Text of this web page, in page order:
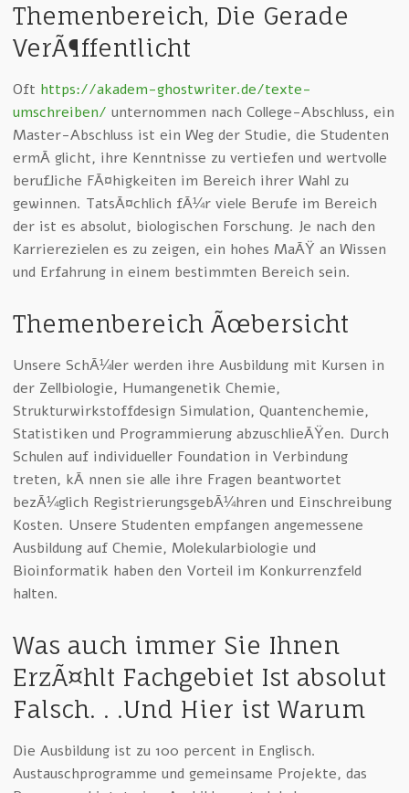
Themenbereich, Die Gerade
VerÃ¶ffentlicht
Oft https://akadem-ghostwriter.de/texte-
umschreiben/ unternommen nach College-Abschluss, ein
Master-Abschluss ist ein Weg der Studie, die Studenten
ermÃ¶glicht, ihre Kenntnisse zu vertiefen und wertvolle
berufliche FÃ¤higkeiten im Bereich ihrer Wahl zu
gewinnen. TatsÃ¤chlich fÃ¼r viele Berufe im Bereich
der ist es absolut, biologischen Forschung. Je nach den
Karrierezielen es zu zeigen, ein hohes MaÃŸ an Wissen
und Erfahrung in einem bestimmten Bereich sein.
Themenbereich Ãœbersicht
Unsere SchÃ¼ler werden ihre Ausbildung mit Kursen in
der Zellbiologie, Humangenetik Chemie,
Strukturwirkstoffdesign Simulation, Quantenchemie,
Statistiken und Programmierung abzuschlieÃŸen. Durch
Schulen auf individueller Foundation in Verbindung
treten, kÃ¶nnen sie alle ihre Fragen beantwortet
bezÃ¼glich RegistrierungsgebÃ¼hren und Einschreibung
Kosten. Unsere Studenten empfangen angemessene
Ausbildung auf Chemie, Molekularbiologie und
Bioinformatik haben den Vorteil im Konkurrenzfeld
halten.
Was auch immer Sie Ihnen
ErzÃ¤hlt Fachgebiet Ist absolut
Falsch. . .Und Hier ist Warum
Die Ausbildung ist zu 100 percent in Englisch.
Austauschprogramme und gemeinsame Projekte, das